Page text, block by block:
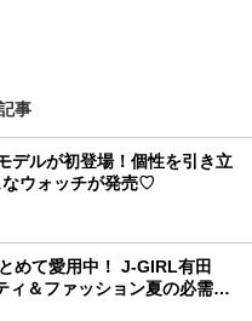
事
デルが初登場！個性を引き立
ウォッチが発売♡
めて愛用中！ J-GIRL有田
ィ＆ファッション夏の必需